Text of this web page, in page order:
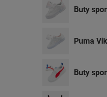
Buty
Puma
Buty